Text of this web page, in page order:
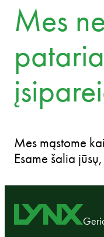
Mes
Mes mąstome
Esame šalia